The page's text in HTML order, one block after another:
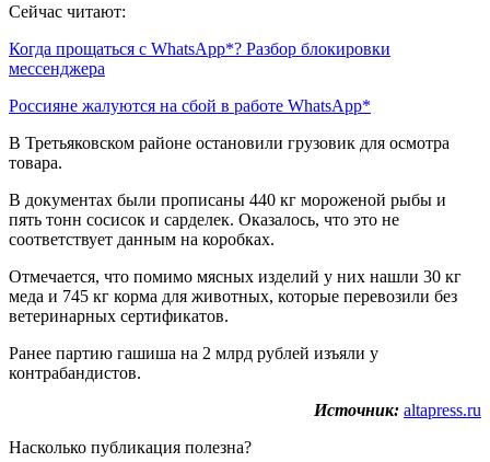
Сейчас читают:
Когда прощаться с WhatsApp*? Разбор блокировки
мессенджера
Россияне жалуются на сбой в работе WhatsApp*
В Третьяковском районе остановили грузовик для осмотра
товара.
В документах были прописаны 440 кг мороженой рыбы и
пять тонн сосисок и сарделек. Оказалось, что это не
соответствует данным на коробках.
Отмечается, что помимо мясных изделий у них нашли 30 кг
меда и 745 кг корма для животных, которые перевозили без
ветеринарных сертификатов.
Ранее партию гашиша на 2 млрд рублей изъяли у
контрабандистов.
Источник: altapress.ru
Насколько публикация полезна?